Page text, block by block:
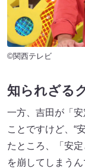
©関西テレビ
知られざる
一方、吉田が「
ことですけど、“
たところ、「安
を崩してしまう